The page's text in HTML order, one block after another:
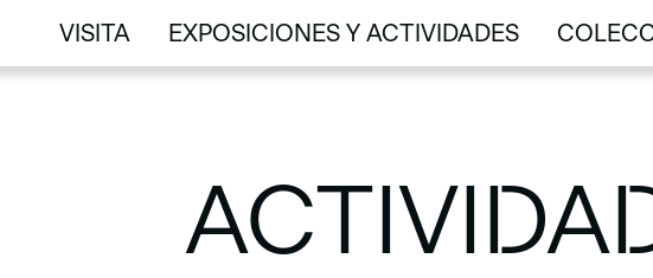
VISITA
VISITA
EXPOSICIONES Y ACTIVIDADES
EXPOSICIONES Y ACTIVIDADES